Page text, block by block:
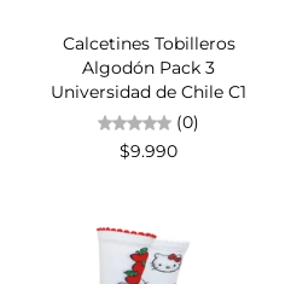
Calcetines Tobilleros
Algodón Pack 3
Universidad de Chile C1
(0)
$9.990